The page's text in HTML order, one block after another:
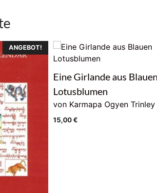
ANGEBOT!
Eine Girlande aus Blauen
Lotusblumen
von Karmapa Ogyen
15,00€